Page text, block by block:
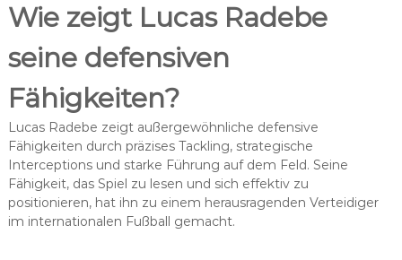
Wie zeigt Lucas Radebe
seine defensiven
Fähigkeiten?
Lucas Radebe zeigt außergewöhnliche defensive
Fähigkeiten durch präzises Tackling, strategische
Interceptions und starke Führung auf dem Feld. Seine
Fähigkeit, das Spiel zu lesen und sich effektiv zu
positionieren, hat ihn zu einem herausragenden Verteidiger
im internationalen Fußball gemacht.